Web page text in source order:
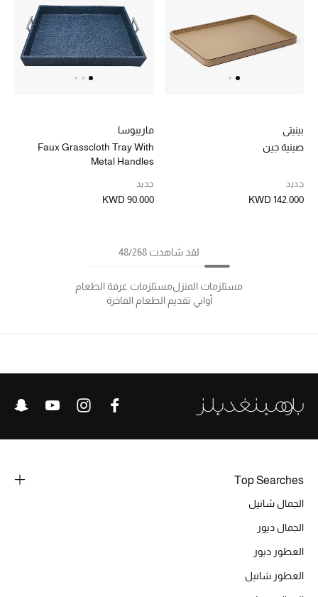
بينيتي
صينية جين
جديد
KWD 142.000
ماريبوسا
Faux Grasscloth Tray With
Metal Handles
جديد
KWD 90.000
لقد شاهدت 48/268
مستلزمات المنزلمستلزمات غرفة الطعام
أواني تقديم الطعام الفاخرة
Top Searches
الجمال شانيل
الجمال ديور
العطور ديور
العطور شانيل